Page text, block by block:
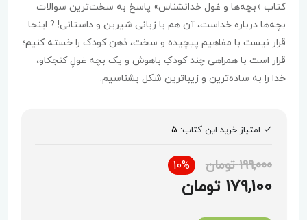
کتاب «بچه‌ها و غول خدانشناس» پاسخ به سخت‌ترین سوالات
بچه‌ها درباره خداست، آن هم با زبانی شیرین و داستانی! ? اینجا
قرار نیست با مفاهیم پیچیده و سخت، ذهن کودک را خسته کنیم؛
قرار است با همراهی چند کودکِ باهوش و یک بچه غولِ کنجکاو،
خدا را به ساده‌ترین و زیباترین شکل بشناسیم.
امتیاز خرید این کتاب: 5
199,000 تومان 10%
179,100 تومان